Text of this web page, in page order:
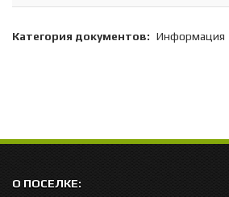
Категория документов: Информация
О ПОСЕЛКЕ: